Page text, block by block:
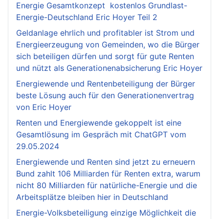
Energie Gesamtkonzept kostenlos Grundlast-
Energie-Deutschland Eric Hoyer Teil 2
Geldanlage ehrlich und profitabler ist Strom und
Energieerzeugung von Gemeinden, wo die Bürger
sich beteiligen dürfen und sorgt für gute Renten
und nützt als Generationenabsicherung Eric Hoyer
Energiewende und Rentenbeteiligung der Bürger
beste Lösung auch für den Generationenvertrag
von Eric Hoyer
Renten und Energiewende gekoppelt ist eine
Gesamtlösung im Gespräch mit ChatGPT vom
29.05.2024
Energiewende und Renten sind jetzt zu erneuern
Bund zahlt 106 Milliarden für Renten extra, warum
nicht 80 Milliarden für natürliche-Energie und die
Arbeitsplätze bleiben hier in Deutschland
Energie-Volksbeteiligung einzige Möglichkeit die